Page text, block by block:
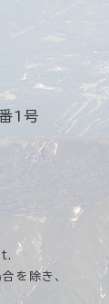
1号
を除き、